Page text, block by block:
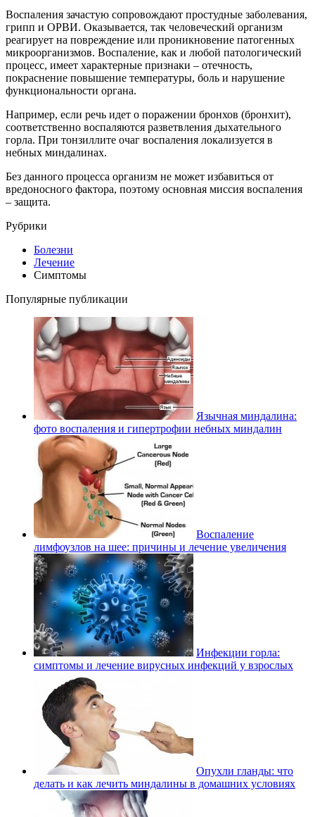
Воспаления зачастую сопровождают простудные заболевания,
грипп и ОРВИ. Оказывается, так человеческий организм
реагирует на повреждение или проникновение патогенных
микроорганизмов. Воспаление, как и любой патологический
процесс, имеет характерные признаки – отечность,
покраснение повышение температуры, боль и нарушение
функциональности органа.
Например, если речь идет о поражении бронхов (бронхит),
соответственно воспаляются разветвления дыхательного
горла. При тонзиллите очаг воспаления локализуется в
небных миндалинах.
Без данного процесса организм не может избавиться от
вредоносного фактора, поэтому основная миссия воспаления
– защита.
Рубрики
Болезни
Лечение
Симптомы
Популярные публикации
Язычная миндалина:
фото воспаления и гипертрофии небных миндалин
Воспаление
лимфоузлов на шее: причины и лечение увеличения
Инфекции горла:
симптомы и лечение вирусных инфекций у взрослых
Опухли гланды: что
делать и как лечить миндалины в домашних условиях